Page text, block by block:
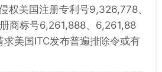
权美国注册专利号9,326,778、
商标号6,261,888、6,261,88
美国ITC发布普遍排除令或有